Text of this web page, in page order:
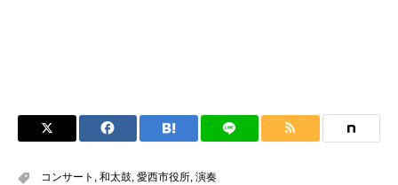
コンサート 和太鼓 愛西市役所 演奏